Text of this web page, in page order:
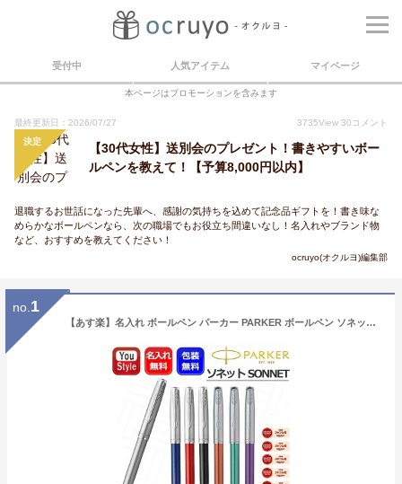
受付中 人気アイテム マイページ
本ページはプロモーションを含みます
最終更新日：2026/07/27 3735View 30 コメント
決定
【30代女性】送別会のプレゼント！書きやすいボー
ルペンを教えて！【予算8,000円以内】
退職するお世話になった先輩へ、感謝の気持ちを込めて記念品ギフトを！書き味な
めらかなボールペンなら、次の職場でもお役立ち間違いなし！名入れやブランド物
など、おすすめを教えてください！
ocruyo(オクルヨ)編集部
no. 1
【あす楽】名入れ ボールペン パーカー PARKER ボールペン ソネット SONNET ブルー 2146774 レッド 2146855 ブラック 2146872 オレンジ 2169360 グリーン 2169384 バイオレット 2169388 記念品 文房具 ギフト プレゼント お祝い 記念品 名前入り 名入り